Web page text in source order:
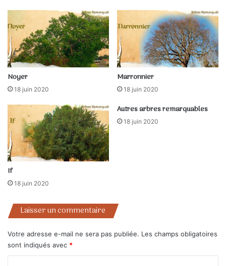
Noyer
18 juin 2020
Marronnier
18 juin 2020
If
18 juin 2020
Autres arbres remarquables
18 juin 2020
Laisser un commentaire
Votre adresse e-mail ne sera pas publiée. Les champs obligatoires
sont indiqués avec *